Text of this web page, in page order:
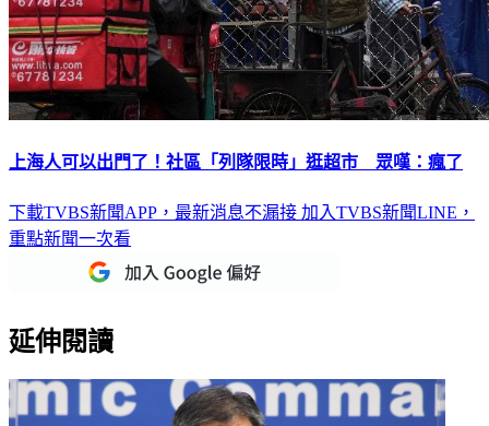
上海人可以出門了！社區「列隊限時」逛超市 眾嘆：瘋了
下載TVBS新聞APP，最新消息不漏接 加入TVBS新聞LINE，
重點新聞一次看
延伸閱讀